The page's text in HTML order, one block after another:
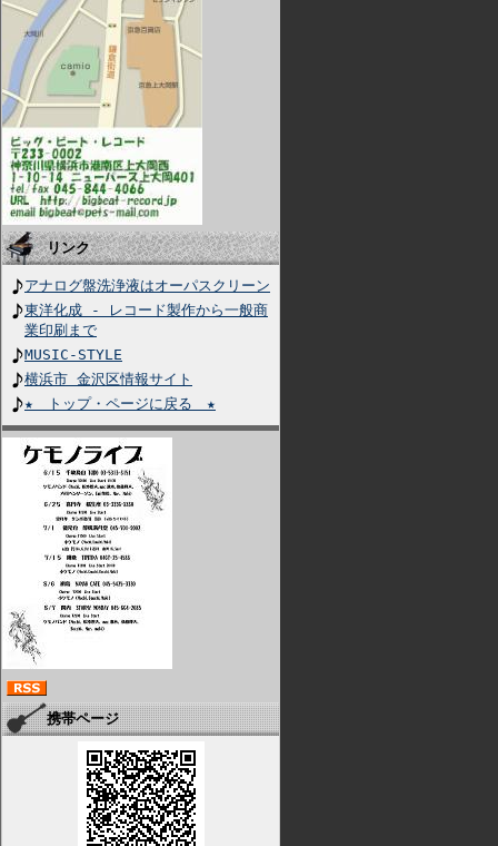
リンク
アナログ盤洗浄液はオーパスクリーン
東洋化成 - レコード製作から一般商
業印刷まで
MUSIC-STYLE
横浜市 金沢区情報サイト
★ トップ・ページに戻る ★
携帯ページ